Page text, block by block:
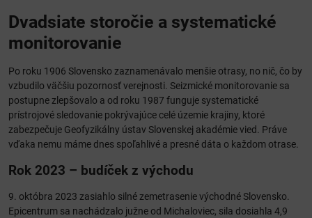
Dvadsiate storočie a systematické
monitorovanie
Po roku 1906 Slovensko zaznamenávalo menšie otrasy, no nič, čo by
vzbudilo väčšiu pozornosť verejnosti. Seizmické monitorovanie sa
postupne zlepšovalo a od roku 1987 funguje systematické
prístrojové sledovanie pokrývajúce celé územie krajiny, ktoré
zabezpečuje Geofyzikálny ústav Slovenskej akadémie vied. Práve
vďaka nemu máme dnes spoľahlivé a presné dáta o každom otrase.
Rok 2023 – budíček z východu
9. októbra 2023 zasiahlo silné zemetrasenie východné Slovensko.
Epicentrum sa nachádzalo južne od Michaloviec, sila dosiahla 4,9